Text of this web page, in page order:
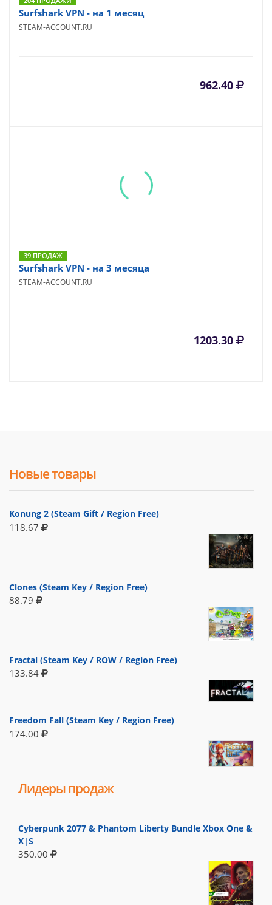
Surfshark VPN - на 1 месяц
STEAM-ACCOUNT.RU
962.40
39 ПРОДАЖ
Surfshark VPN - на 3 месяца
STEAM-ACCOUNT.RU
1203.30
Новые товары
Konung 2 (Steam Gift / Region Free)
118.67
Clones (Steam Key / Region Free)
88.79
Fractal (Steam Key / ROW / Region Free)
133.84
Freedom Fall (Steam Key / Region Free)
174.00
Лидеры продаж
Cyberpunk 2077 & Phantom Liberty Bundle Xbox One &
X|S
350.00